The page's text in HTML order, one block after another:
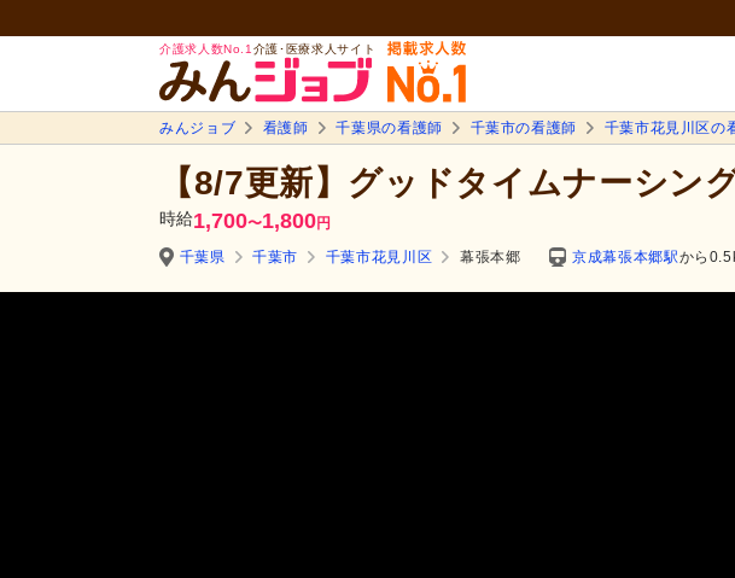
介護求人数No.1 介護･医療求人サイト
みんジョブ 看護師 千葉県の看護師 千葉市の看護師 千葉市花見川区の
【8/7更新】グッドタイムナーシン
時給1,700〜1,800円
千葉県 千葉市 千葉市花見川区 幕張本郷 京成幕張本郷駅から